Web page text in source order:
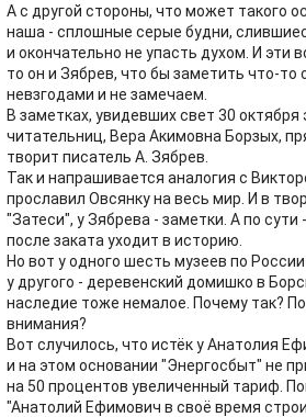
А с другой стороны, что может такого
наша - сплошные серые будни,
и окончательно не упасть духом. И эти
то он и Зябрев, что бы заметить что-
невзгодами и не замечаем.
В заметках, увидевших свет 30 октября
читательниц, Вера Акимовна Борзых,
творит писатель А. Зябрев.
Так и напрашивается аналогия с
прославил Овсянку на весь мир. И в
"Затеси", у Зябрева - заметки. А по
после заката уходит в историю.
Но вот у одного шесть музеев по
у другого - деревенский домишко в
наследие тоже немалое. Почему так?
внимания?
Вот случилось, что истёк у Анатолия
и на этом основании "Энергосбыт" не
на 50 процентов увеличенный тариф.
"Анатолий Ефимович в своё время